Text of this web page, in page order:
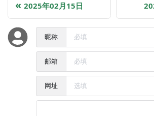
2025年02月15日
昵称
邮箱
网址